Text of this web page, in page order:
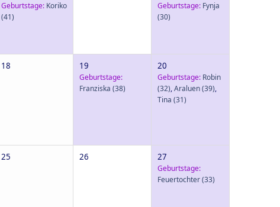
Geburtstage: Koriko
(41)
Geburtstage: Fynja
(30)
18 19
Geburtstage:
Franziska (38)
20
Geburtstage: Robin
(32),Araluen(39),
Tina (31)
25 26 27
Geburtstage:
Feuertochter(33)